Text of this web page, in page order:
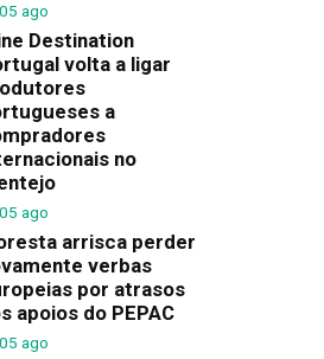
ago
Destination
volta a ligar
a
no
ago
arrisca perder
verbas
por atrasos
apoios do PEPAC
ago